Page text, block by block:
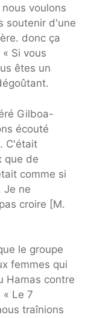
voulons
soutenir d'une
donc ça
Si vous
êtes un
Gilboa-
écouté
C'était
que de
comme si
Je ne
croire [M.
le groupe
femmes qui
Hamas contre
Le 7
traînions